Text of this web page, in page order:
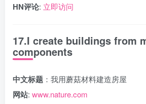
HN评论: 立即访问
17.I create buildings from
components
中文标题 ：我用蘑菇材料建造房屋
网站: www.nature.com